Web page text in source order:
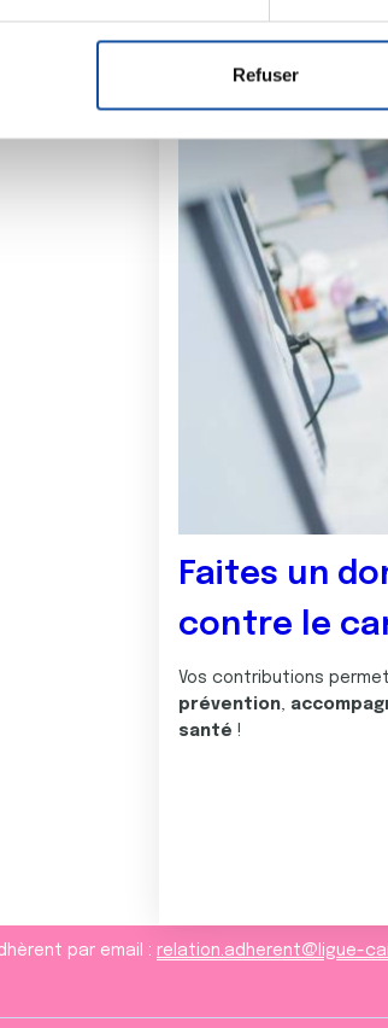
de vos données personnelles et
ou retirer votre consentement à tout
de publicité et d'analyse, qui peuvent
ont collectées lors de votre utilisation de
Refuser
Faites un
contre le
Vos contributions
prévention,
santé !
par email : relation.adherent@ligue-